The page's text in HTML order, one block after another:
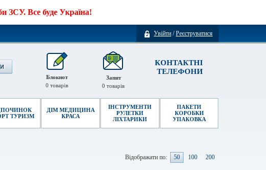
ЗСУ. Все буде Україна!
Увійти /Реєструватися
КОНТАКТНІ
ТЕЛЕФОНИ
Запит
0 товарів
Блокнот
0 товарів
ТУРИЗМ
ДІМ МЕДИЦИНА
КРАСА
ІНСТРУМЕНТИ
РУЛЕТКИ
ЛІХТАРИКИ
ПАКЕТИ
КОРОБКИ
УПАКОВКА
Відображати по: 50 100 200